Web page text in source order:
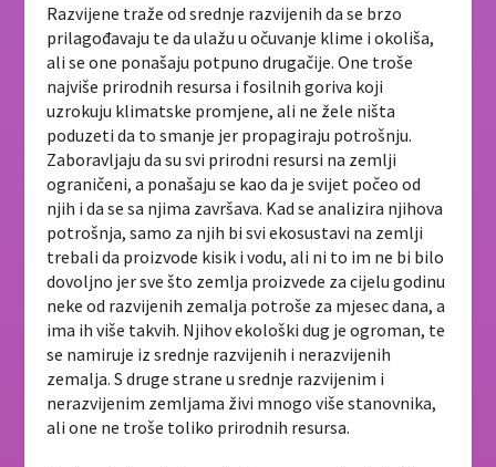
Razvijene traže od srednje razvijenih da se brzo
prilagođavaju te da ulažu u očuvanje klime i okoliša,
ali se one ponašaju potpuno drugačije. One troše
najviše prirodnih resursa i fosilnih goriva koji
uzrokuju klimatske promjene, ali ne žele ništa
poduzeti da to smanje jer propagiraju potrošnju.
Zaboravljaju da su svi prirodni resursi na zemlji
ograničeni, a ponašaju se kao da je svijet počeo od
njih i da se sa njima završava. Kad se analizira njihova
potrošnja, samo za njih bi svi ekosustavi na zemlji
trebali da proizvode kisik i vodu, ali ni to im ne bi bilo
dovoljno jer sve što zemlja proizvede za cijelu godinu
neke od razvijenih zemalja potroše za mjesec dana, a
ima ih više takvih. Njihov ekološki dug je ogroman, te
se namiruje iz srednje razvijenih i nerazvijenih
zemalja. S druge strane u srednje razvijenim i
nerazvijenim zemljama živi mnogo više stanovnika,
ali one ne troše toliko prirodnih resursa.